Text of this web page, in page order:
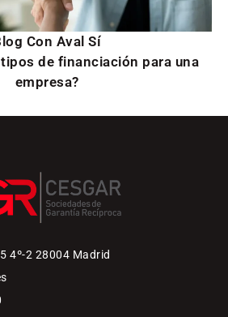
Con Aval Sí
de financiación para una
empresa?
4º-2 28004 Madrid